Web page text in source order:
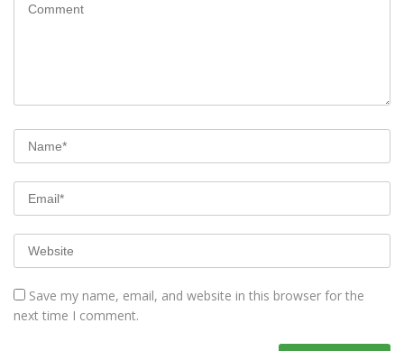
Save my name, email, and website in this browser for the
next time I comment.